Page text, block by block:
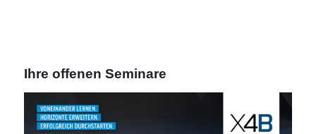
Ihre offenen Seminare